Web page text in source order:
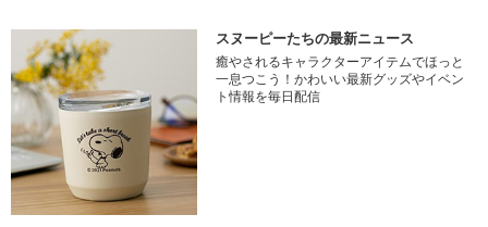
スヌーピーたちの最新ニュース
癒やされるキャラクターアイテムでほっと
一息つこう！かわいい最新グッズやイベン
ト情報を毎日配信